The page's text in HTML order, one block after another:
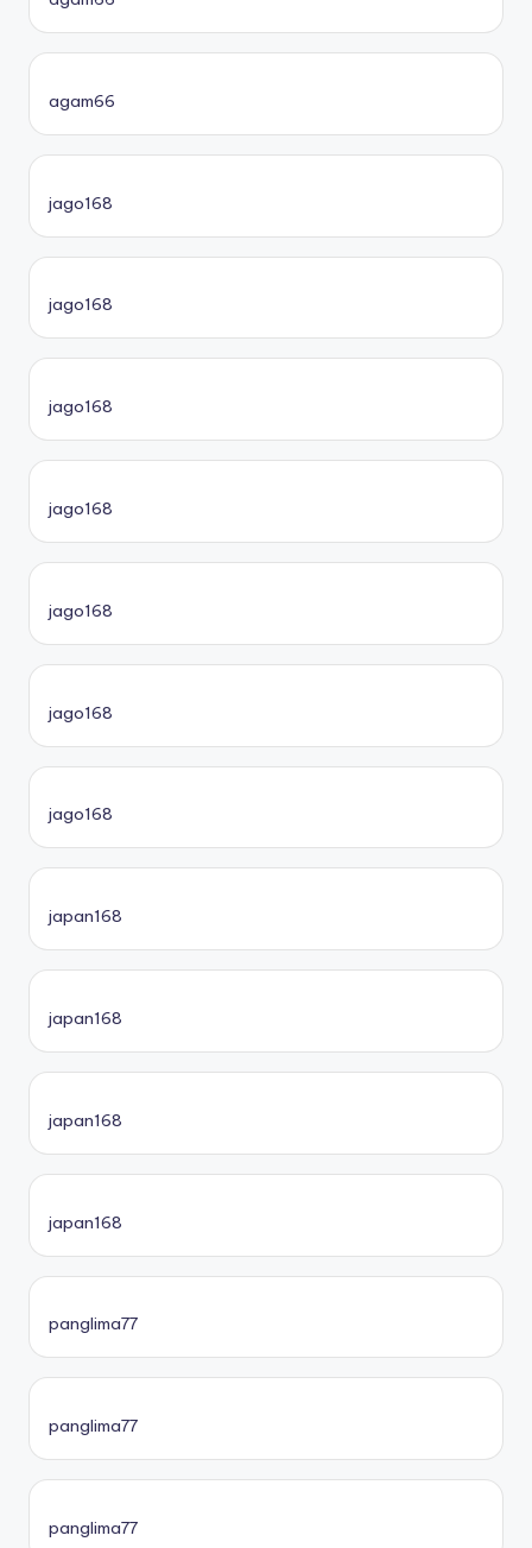
agam66
jago168
jago168
jago168
jago168
jago168
jago168
jago168
japan168
japan168
japan168
japan168
panglima77
panglima77
panglima77